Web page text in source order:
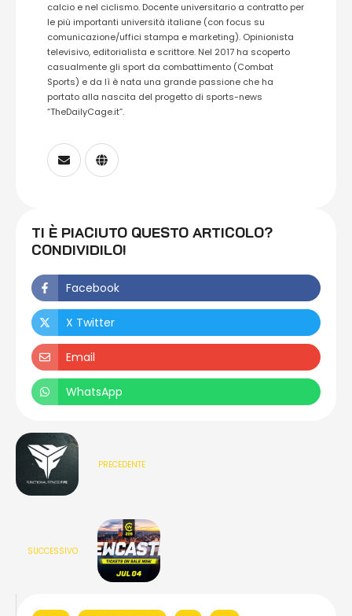
calcio e nel ciclismo. Docente universitario a contratto per
le più importanti università italiane (con focus su
comunicazione/uffici stampa e marketing). Opinionista
televisivo, editorialista e scrittore. Nel 2017 ha scoperto
casualmente gli sport da combattimento (Combat
Sports) e da lì è nata una grande passione che ha
portato alla nascita del progetto di sports-news
“TheDailyCage.it”.
TI È PIACIUTO QUESTO ARTICOLO?
CONDIVIDILO!
Facebook
X Twitter
Email
WhatsApp
PRECEDENTE
SUCCESSIVO